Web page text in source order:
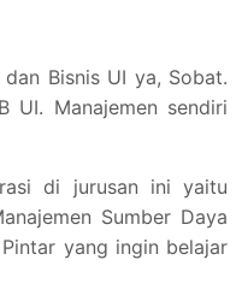
Bisnis UI ya, Sobat.
UI. Manajemen sendiri
di jurusan ini yaitu
Sumber Daya
yang ingin belajar